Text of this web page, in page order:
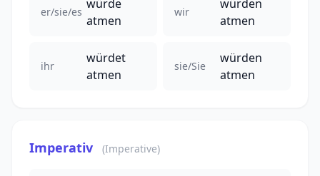
er/sie/es
würde
atmen
wir
würden
atmen
ihr
würdet
atmen
sie/Sie
würden
atmen
Imperativ (Imperative)